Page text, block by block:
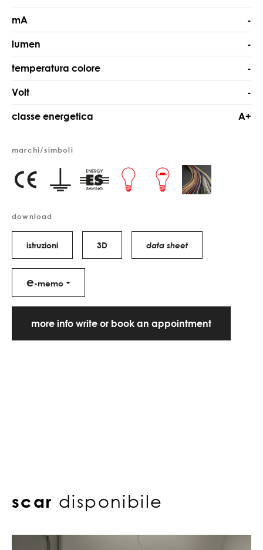
mA -
lumen -
temperatura colore -
Volt -
classe energetica A+
marchi/simboli
download
istruzioni 3D data sheet
e-memo
more info write or book an appointment
scar disponibile